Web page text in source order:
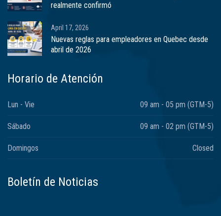
realmente confirmó
April 17, 2026
Nuevas reglas para empleadores en Quebec desde
abril de 2026
Horario de Atención
Lun - Vie 09 am - 05 pm (GTM-5)
Sábado 09 am - 02 pm (GTM-5)
Domingos Closed
Boletín de Noticias